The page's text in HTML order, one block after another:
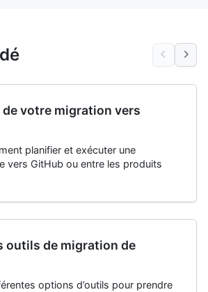
votre migration vers
planifier et exécuter une
vers GitHub ou entre les produits
outils de migration de
options d’outils pour prendre